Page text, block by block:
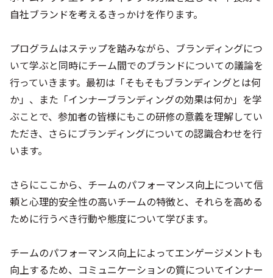
自社ブランドを考えるきっかけを作ります。
プログラムはステップを踏みながら、ブランディングにつ
いて学ぶと同時にチーム間でのブランドについての議論を
行っていきます。最初は「そもそもブランディングとは何
か」、また「インナーブランディングの効果は何か」を学
ぶことで、参加者の皆様にもこの研修の意義を理解してい
ただき、さらにブランディングについての認識合わせを行
います。
さらにここから、チームのパフォーマンス向上について信
頼と心理的安全性の高いチームの特徴と、それらを高める
ために行うべき行動や態度について学びます。
チームのパフォーマンス向上によってエンゲージメントも
向上するため、コミュニケーションの質についてインナー